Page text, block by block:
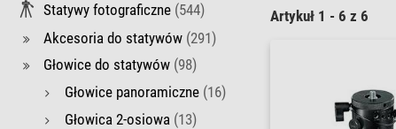
Statywy fotograficzne (544)
Akcesoria do statywów (291)
Głowice do statywów (98)
Głowice panoramiczne (16)
Głowica 2-osiowa (13)
Artykuł 1 - 6 z 6